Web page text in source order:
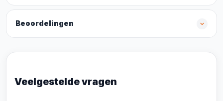
Beoordelingen
Veelgestelde vragen